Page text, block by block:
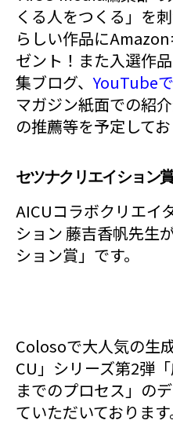
くる人をつくる」を
らしい作品に
ゼント！また入選作
集ブログ、YouTube
マガジン紙面での紹
の推薦等を予定してお
セツナクリエイション
AICUコラボクリエイ
ション 藤吉香帆先生
ション賞」です。
Colosoで大人気の生
CU」シリーズ第2弾
までのプロセス」の
ていただいております